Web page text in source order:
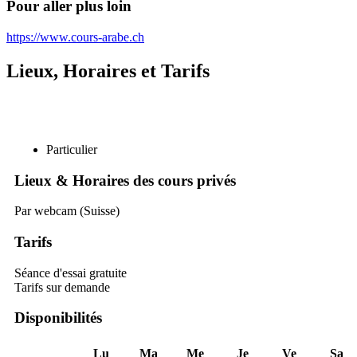
Pour aller plus loin
https://www.cours-arabe.ch
Lieux, Horaires et Tarifs
Particulier
Lieux & Horaires des cours privés
Par webcam (Suisse)
Tarifs
Séance d'essai gratuite
Tarifs sur demande
Disponibilités
Lu Ma Me Je Ve Sa